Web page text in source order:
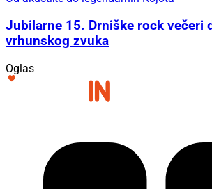
Jubilarne 15. Drniške rock večeri
vrhunskog zvuka
Oglas